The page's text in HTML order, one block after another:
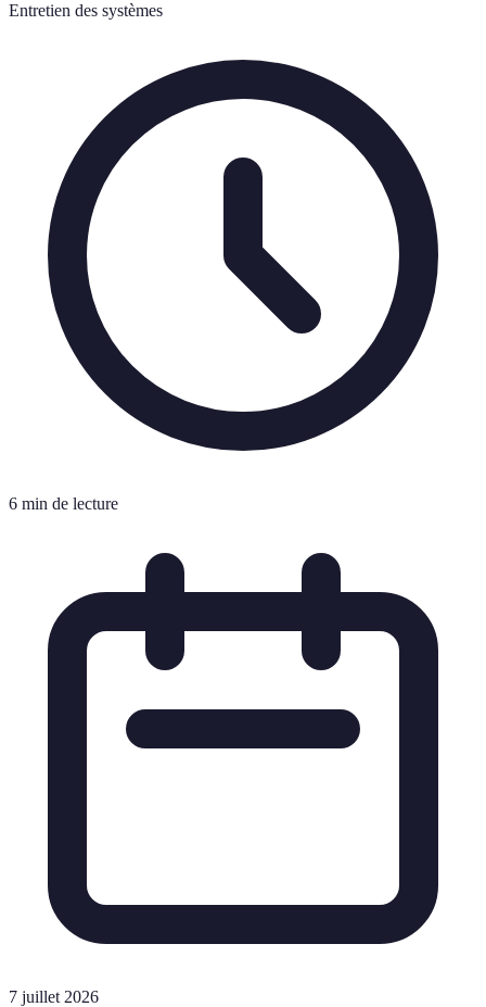
Entretien des systèmes
6 min de lecture
7 juillet 2026